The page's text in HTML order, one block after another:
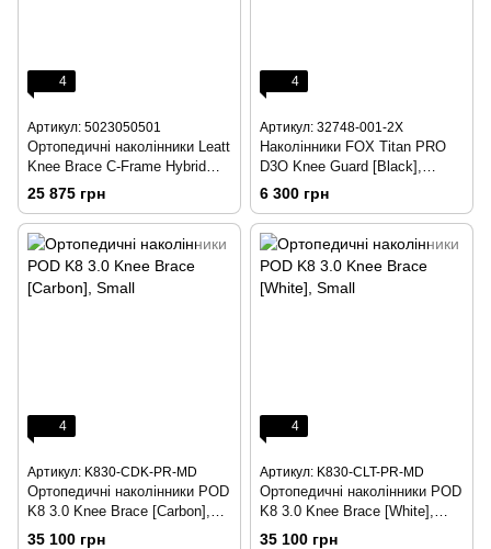
4
Артикул: 5023050501
Ортопедичні наколінники Leatt
Knee Brace C-Frame Hybrid
[Carbon], LG/XL
25 875 грн
4
Артикул: 32748-001-2X
Наколінники FOX Titan PRO
D3O Knee Guard [Black],
XXLarge
6 300 грн
4
Артикул: K830-CDK-PR-MD
Ортопедичні наколінники POD
K8 3.0 Knee Brace [Carbon],
Medium
35 100 грн
4
Артикул: K830-CLT-PR-MD
Ортопедичні наколінники POD
K8 3.0 Knee Brace [White],
Medium
35 100 грн